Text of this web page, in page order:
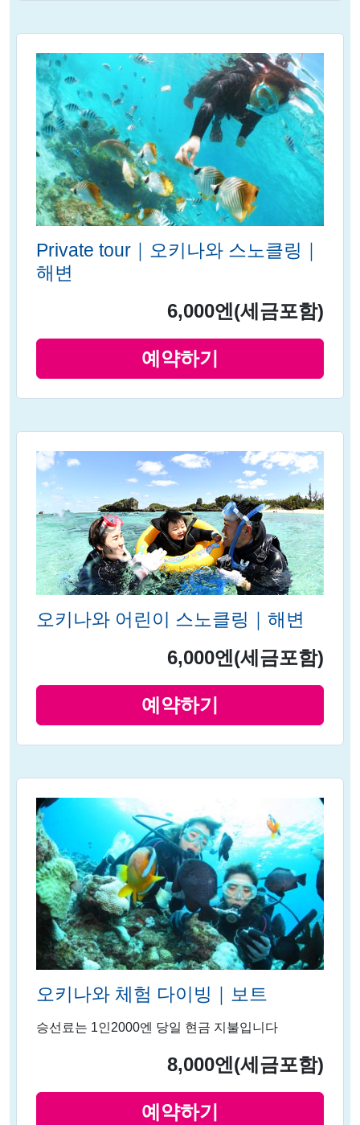
Private tour｜오키나와 스노클링｜
해변
6,000엔(세금포함)
예약하기
오키나와 어린이 스노클링｜해변
6,000엔(세금포함)
예약하기
오키나와 체험 다이빙｜보트
승선료는 1인2000엔 당일 현금 지불입니다
8,000엔(세금포함)
예약하기